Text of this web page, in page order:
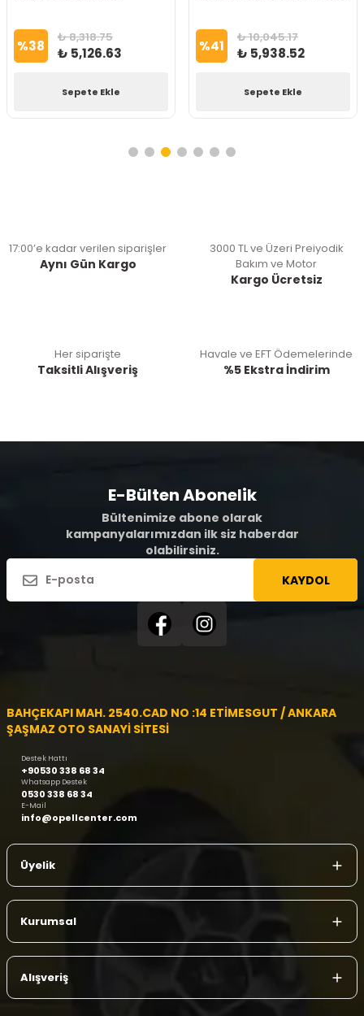
%38 ₺ 8,318.75
₺ 5,126.63
Sepete Ekle
%41 ₺ 10,045.17
₺ 5,938.52
Sepete Ekle
17:00’e kadar verilen siparişler
Aynı Gün Kargo
3000 TL ve Üzeri Preiyodik
Bakım ve Motor
Kargo Ücretsiz
Her siparişte
Taksitli Alışveriş
Havale ve EFT Ödemelerinde
%5 Ekstra İndirim
E-Bülten Abonelik
Bültenimize abone olarak
kampanyalarımızdan ilk siz haberdar
olabilirsiniz.
KAYDOL
BAHÇEKAPI MAH. 2540.CAD NO :14 ETİMESGUT / ANKARA
ŞAŞMAZ OTO SANAYİ SİTESİ
Destek Hattı
+90530 338 68 34
Whatsapp Destek
0530 338 68 34
E-Mail
info@opellcenter.com
Üyelik
Kurumsal
Alışveriş